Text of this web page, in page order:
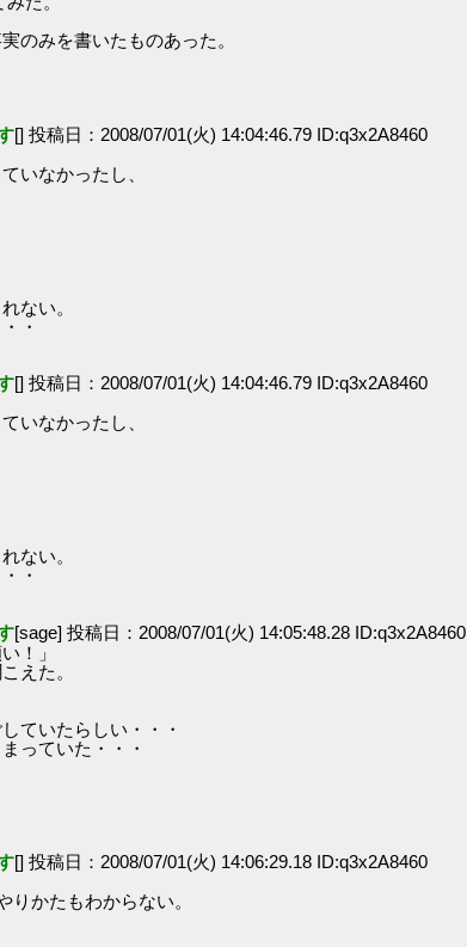
のみを書いたものあった。
[] 投稿日：2008/07/01(火) 14:04:46.79 ID:q3x2A8460
いなかったし、
ない。
・
[] 投稿日：2008/07/01(火) 14:04:46.79 ID:q3x2A8460
いなかったし、
ない。
・
[sage] 投稿日：2008/07/01(火) 14:05:48.28 ID:q3x2A8460
！」
えた。
ていたらしい・・・
っていた・・・
[] 投稿日：2008/07/01(火) 14:06:29.18 ID:q3x2A8460
かたもわからない。